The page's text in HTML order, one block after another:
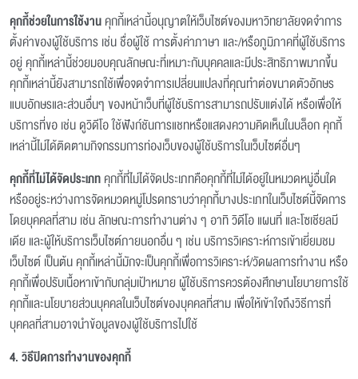
คุกกี้ช่วยในการใช้งานคุกกี้เหล่านี้อนุญาตให้เว็บไซต์ของมหาวิทยาลัยจดจำการ
ตั้งค่าของผู้ใช้บริการ เช่น ชื่อผู้ใช้ การตั้งค่าภาษา และ/หรือภูมิภาคที่ผู้ใช้บริการ
อยู่ คุกกี้เหล่านี้ช่วยมอบคุณลักษณะที่เหมาะกับบุคคลและมีประสิทธิภาพมากขึ้น
คุกกี้เหล่านี้ยังสามารถใช้เพื่อจดจำการเปลี่ยนแปลงที่คุณทำต่อขนาดตัวอักษร
แบบอักษรและส่วนอื่นๆ ของหน้าเว็บที่ผู้ใช้บริการสามารถปรับแต่งได้ หรือเพื่อให้
บริการที่ขอ เช่น ดูวิดีโอ ใช้ฟังก์ชันการแชทหรือแสดงความคิดเห็นในบล็อก คุกกี้
เหล่านี้ไม่ได้ติดตามกิจกรรมการท่องเว็บของผู้ใช้บริการในเว็บไซต์อื่นๆ
คุกกี้ที่ไม่ได้จัดประเภทคุกกี้ที่ไม่ได้จัดประเภทคือคุกกี้ที่ไม่ได้อยู่ในหมวดหมู่อื่นใด
หรืออยู่ระหว่างการจัดหมวดหมู่โปรดทราบว่าคุกกี้บางประเภทในเว็บไซต์นี้จัดการ
โดยบุคคลที่สาม เช่น ลักษณะการทำงานต่าง ๆ อาทิ วิดีโอ แผนที่ และโซเชียลมี
เดีย และผู้ให้บริการเว็บไซต์ภายนอกอื่น ๆ เช่น บริการวิเคราะห์การเข้าเยี่ยมชม
เว็บไซต์ เป็นต้น คุกกี้เหล่านี้มักจะเป็นคุกกี้เพื่อการวิเคราะห์/วัดผลการทำงาน หรือ
คุกกี้เพื่อปรับเนื้อหาเข้ากับกลุ่มเป้าหมาย ผู้ใช้บริการควรต้องศึกษานโยบายการใช้
คุกกี้และนโยบายส่วนบุคคลในเว็บไซต์ของบุคคลที่สาม เพื่อให้เข้าใจถึงวิธีการที่
บุคคลที่สามอาจนำข้อมูลของผู้ใช้บริการไปใช้
4. วิธีปิดการทำงานของคุกกี้